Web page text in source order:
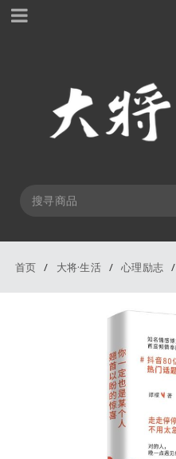
首页 / 大将·生活 / 心理励志 /